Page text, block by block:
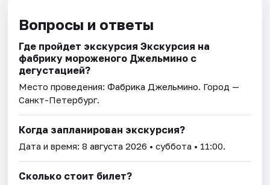
Вопросы и ответы
Где пройдет экскурсия Экскурсия на
фабрику мороженого Джельмино с
дегустацией?
Место проведения:Фабрика Джельмино. Город —
Санкт-Петербург.
Когда запланирован экскурсия?
Дата и время:8 августа 2026 • суббота • 11:00.
Сколько стоит билет?